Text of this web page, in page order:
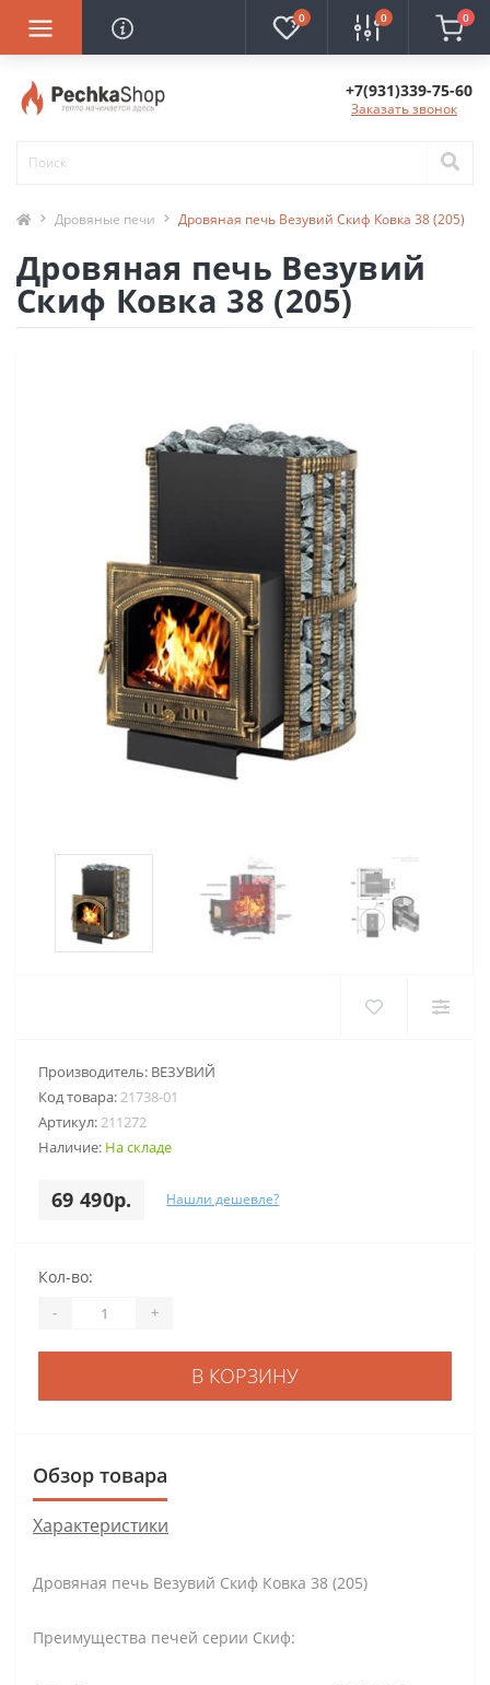
0 0 0
+7(931)339-75-60
Заказать звонок
Дровяные печи Дровяная печь Везувий Скиф Ковка 38 (205)
Дровяная печь Везувий
Скиф Ковка 38 (205)
Производитель: ВЕЗУВИЙ
Код товара:21738-01
Артикул:211272
Наличие: На складе
69 490р. Нашли дешевле?
Кол-во:
- +
В КОРЗИНУ
Обзор товара
Характеристики
Дровяная печь Везувий Скиф Ковка 38 (205)
Преимущества печей серии Скиф: